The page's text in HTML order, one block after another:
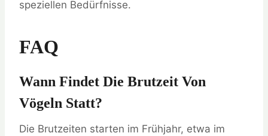
speziellen Bedürfnisse.
FAQ
Wann Findet Die Brutzeit Von
Vögeln Statt?
Die Brutzeiten starten im Frühjahr, etwa im